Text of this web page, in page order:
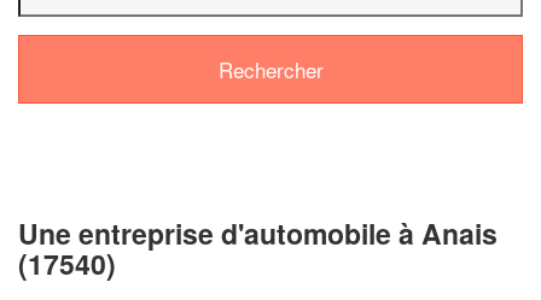
Une entreprise d'automobile à Anais
(17540)
Vous êtes un
En savoir plus